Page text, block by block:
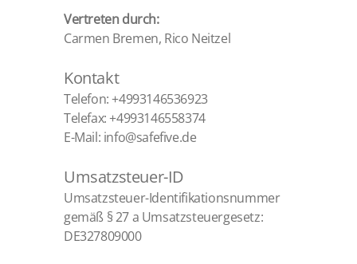
Vertreten durch:
Carmen Bremen, Rico Neitzel
Kontakt
Telefon: +4993146536923
Telefax: +4993146558374
E-Mail: info@safefive.de
Umsatzsteuer-ID
Umsatzsteuer-Identifikationsnummer
gemäß § 27 a Umsatzsteuergesetz:
DE327809000